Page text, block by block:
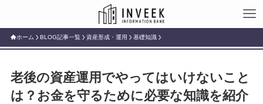
ホーム BLOG記事一覧 資産形成・運用 基礎知識
老後の資産運用でやってはいけないこと
は？お金を守るために必要な知識を紹介